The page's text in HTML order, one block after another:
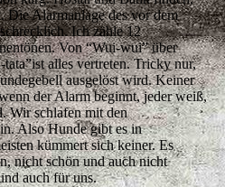
Die Alarmanlage des vor dem
Ich zähle 12
Von “Wui-wui” über
alles vertreten. Tricky nur,
ausgelöst wird. Keiner
der Alarm beginnt, jeder weiß,
Wir schlafen mit den
Also Hunde gibt es in
kümmert sich keiner. Es
nicht schön und auch nicht
auch für uns.